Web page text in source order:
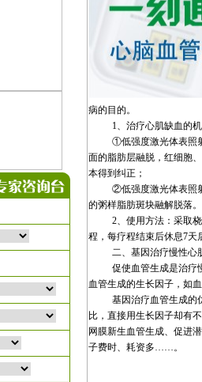
病的目的。
1、治疗心肌缺血的
①低强度激光体表照
面的脂肪层融脱，红细胞
本得到纠正；
②低强度激光体表照
的粥样脂肪斑块融解脱落
2、使用方法：采取
程，每疗程结束后休息7天
二、基因治疗慢性心
促使血管生成是治疗
血管生成的生长因子，如
基因治疗血管生成的
比，直接用生长因子却有
网膜新生血管生成、促进
子费时、耗资多……。